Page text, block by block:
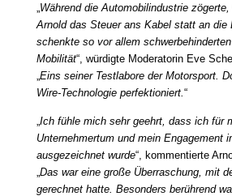
Während die Automobilindustrie
Arnold das Steuer ans Kabel statt an die
schenkte so vor allem
Mobilität“, würdigte Moderatorin Eve
Eins seiner Testlabore der Motorsport.
Wire-Technologie perfektioniert. “
Ich fühle mich sehr geehrt, dass ich für
Unternehmertum und mein Engagement
ausgezeichnet wurde“, kommentierte
Das war eine große Überraschung, mit
gerechnet hatte. Besonders berührend